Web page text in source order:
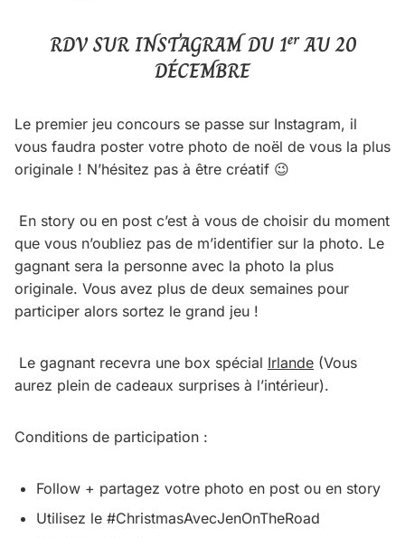
RDV SUR INSTAGRAM DU 1erAU 20
DÉCEMBRE
Le premier jeu concours se passe sur Instagram, il
vous faudra poster votre photo de noël de vous la plus
originale ! N’hésitez pas à être créatif 😉
En story ou en post c’est à vous de choisir du moment
que vous n’oubliez pas de m’identifier sur la photo. Le
gagnant sera la personne avec la photo la plus
originale. Vous avez plus de deux semaines pour
participer alors sortez le grand jeu !
Le gagnant recevra une box spécial Irlande (Vous
aurez plein de cadeaux surprises à l’intérieur).
Conditions de participation :
Follow + partagez votre photo en post ou en story
Utilisez le #ChristmasAvecJenOnTheRoad